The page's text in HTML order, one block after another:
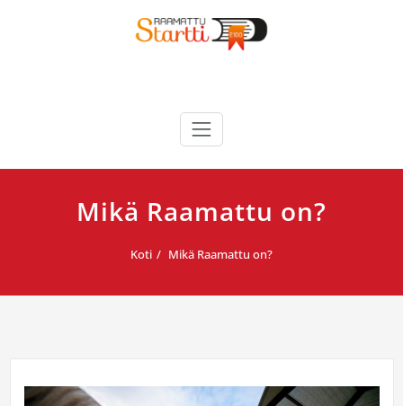
RaamattuStartti
Mikä Raamattu on?
Koti Mikä Raamattu on?